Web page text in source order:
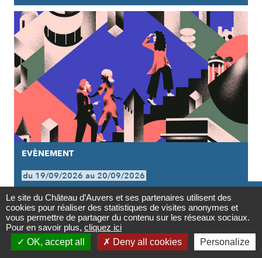
Contact

Newsletter
EVÈNEMENT
du 19/09/2026 au 20/09/2026
JOURNÉES EUROPÉENNES DU
PATRIMOINE 2026
Le site du Château d’Auvers et ses partenaires utilisent des
cookies pour réaliser des statistiques de visites anonymes et
vous permettre de partager du contenu sur les réseaux sociaux.
Pour en savoir plus, cliquez ici
OK, accept all
Deny all cookies Personalize